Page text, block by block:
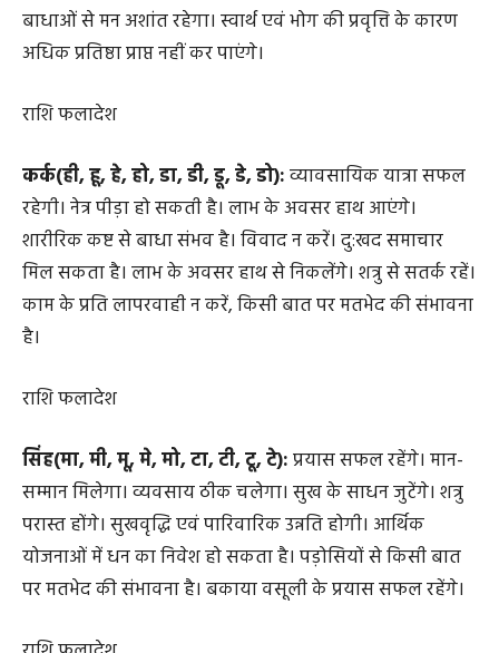
आनंद मिलेगा। विद्यार्थी वर्ग सफलता हासिल करेगा। व्यवसाय
ठीक चलेगा। प्रमाद न करें। कार्य एवं व्यवसाय के क्षेत्र में विभिन्न
बाधाओं से मन अशांत रहेगा। स्वार्थ एवं भोग की प्रवृत्ति के कारण
राशि फलादेश
कर्क(ही, हू, हे, हो, डा, डी, डू, डे, डो): व्यावसायिक यात्रा सफल
रहेगी। नेत्र पीड़ा हो सकती है। लाभ के अवसर हाथ आएंगे।
शारीरिक कष्ट से बाधा संभव है। विवाद न करें। दु:खद समाचार
मिल सकता है। लाभ के अवसर हाथ से निकलेंगे। शत्रु से सतर्क रहें।
काम के प्रति लापरवाही न करें, किसी बात पर मतभेद की संभावना
राशि फलादेश
सिंह(मा, मी, मू, मे, मो, टा, टी, टू, टे):प्रयास सफल रहेंगे। मान-
सम्मान मिलेगा। व्यवसाय ठीक चलेगा। सुख के साधन जुटेंगे। शत्रु
परास्त होंगे। सुखवृद्धि एवं पारिवारिक उन्नति होगी। आर्थिक
योजनाओं में धन का निवेश हो सकता है। पड़ोसियों से किसी बात